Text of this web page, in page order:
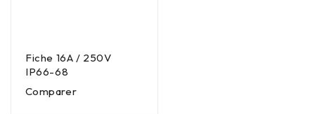
Fiche 16A / 250V
IP66-68
Comparer